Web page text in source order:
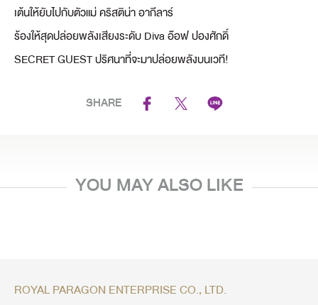
เต้นให้ยับไปกับตัวแม่ คริสติน่า อากีลาร์
ร้องให้สุดปล่อยพลังเสียงระดับ Diva อ๊อฟ ปองศักดิ์
SECRET GUEST ปริศนาที่จะมาปล่อยพลังบนเวที!
SHARE
YOU MAY ALSO LIKE
ROYAL PARAGON ENTERPRISE CO., LTD.